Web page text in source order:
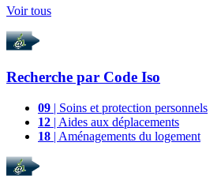
Voir tous
Recherche par Code Iso
09 | Soins et protection personnels
12 | Aides aux déplacements
18 | Aménagements du logement